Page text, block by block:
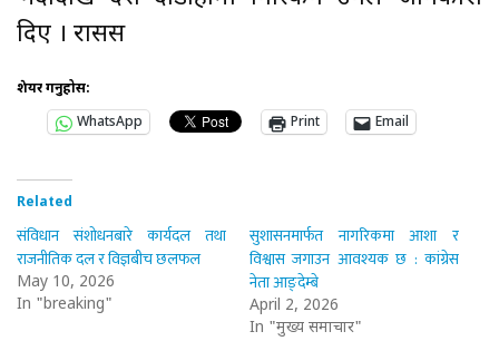
दिए । रासस
शेयर गर्नुहोस:
WhatsApp
Print Email
Related
संविधान संशोधनबारे कार्यदल तथा
राजनीतिक दल र विज्ञबीच छलफल
May 10, 2026
In "breaking"
सुशासनमार्फत नागरिकमा आशा र
विश्वास जगाउन आवश्यक छ : कांग्रेस
नेता आङ्देम्बे
April 2, 2026
In "मुख्य समाचार"